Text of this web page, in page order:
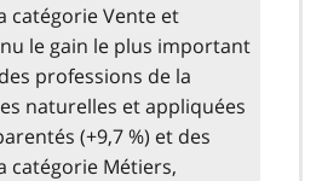
catégorie Vente et
le gain le plus important
professions de la
naturelles et appliquées
(+9,7 %) et des
catégorie Métiers,